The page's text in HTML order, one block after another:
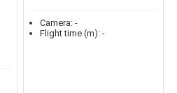
Camera: -
Flight time (m): -